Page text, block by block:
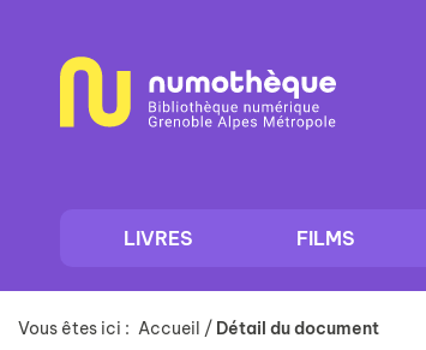
contenu
LIVRES FILMS
Vous êtes ici : Accueil / Détail du document